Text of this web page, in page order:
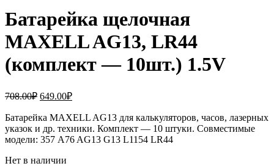
Батарейка щелочная
MAXELL AG13, LR44
(комплект — 10шт.) 1.5V
708.00₽ Первоначальная
составляла
708.00₽.
649.00₽Текущая
649.00₽.
Батарейка MAXELL AG13 для калькуляторов, часов, лазерных
указок и др. техники. Комплект — 10 штуки. Совместимые
модели: 357 A76 AG13 G13 L1154 LR44
Нет в наличии